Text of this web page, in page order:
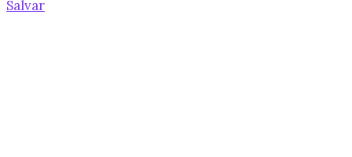
Salvar